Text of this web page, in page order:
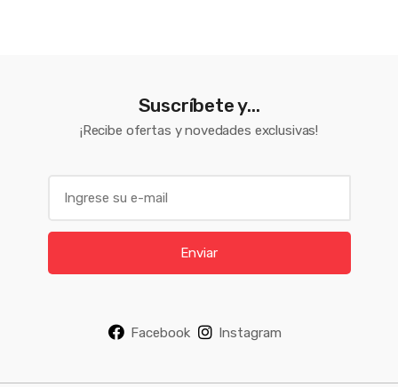
Suscríbete y...
¡Recibe ofertas y novedades exclusivas!
l
Enviar
Facebook Instagram